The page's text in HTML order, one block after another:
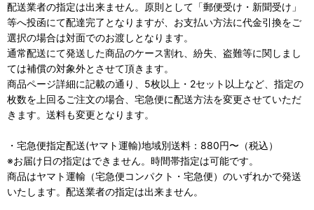
配送業者の指定は出来ません。原則として「郵便受け・新聞受け」
等へ投函にて配達完了となりますが、お支払い方法に代金引換をご
選択の場合は対面でのお渡しとなります。
通常配送にて発送した商品のケース割れ、紛失、盗難等に関しまし
ては補償の対象外とさせて頂きます。
商品ページ詳細に記載の通り、5枚以上・2セット以上など、指定の
枚数を上回るご注文の場合、宅急便に配送方法を変更させていただ
きます。送料も変更となります。
・宅急便指定配送(ヤマト運輸)地域別送料：880円〜（税込）
※お届け日の指定はできません。時間帯指定は可能です。
商品はヤマト運輸（宅急便コンパクト・宅急便）のいずれかで発送
いたします。配送業者の指定は出来ません。